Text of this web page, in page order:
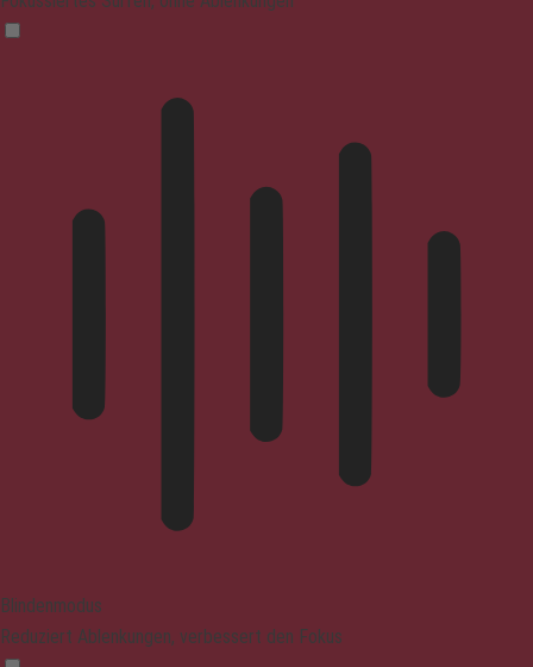
Blindenmodus
Reduziert Ablenkungen, verbessert den Fokus